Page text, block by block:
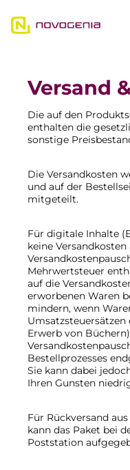
Zum Hauptinhalt springen
Versand
Die auf den
enthalten die
sonstige
Die Versandkosten
und auf der
mitgeteilt.
Für digitale Inhalte
keine Versandkosten
Mehrwertsteuer
auf die
erworbenen Waren
mindern, wenn
Umsatzsteuersätzen
Erwerb von
Bestellprozesses
Sie kann dabei
Ihren Gunsten
Für Rückversand
kann das Paket bei
Poststation